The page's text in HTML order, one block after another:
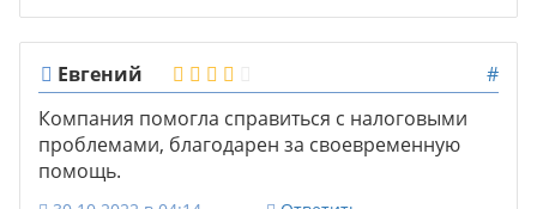
Евгений
#
Компания помогла справиться с налоговыми
проблемами, благодарен за своевременную
помощь.